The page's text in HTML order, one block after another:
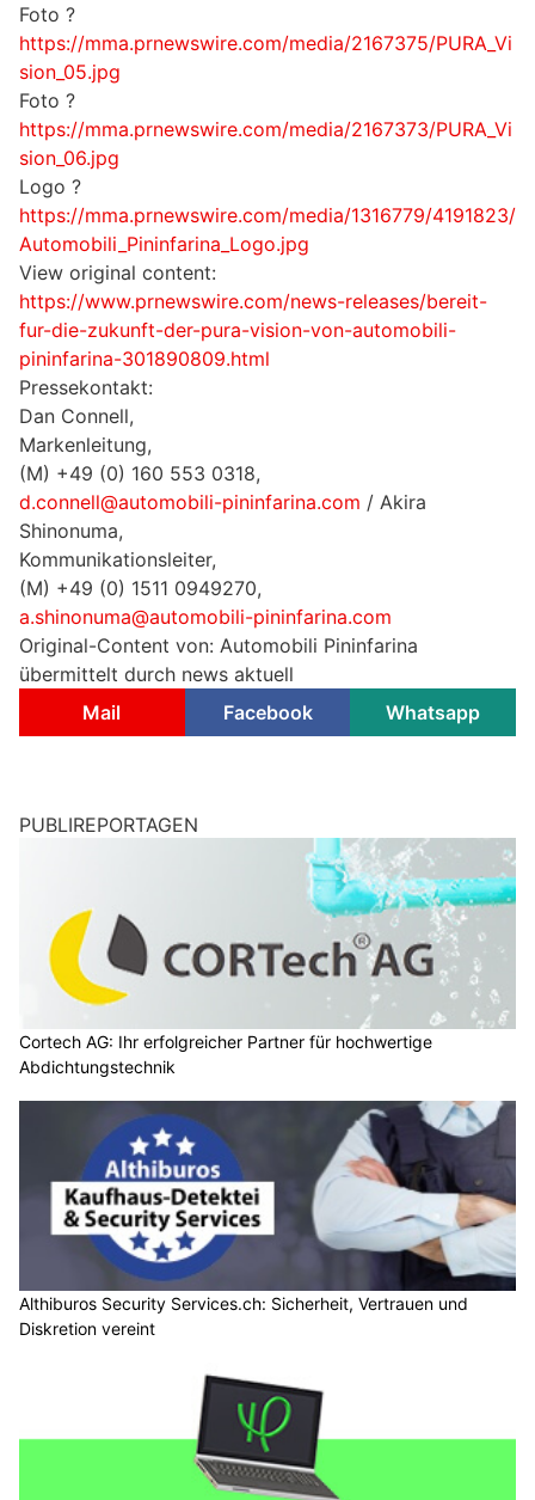
Foto ?
https://mma.prnewswire.com/media/2167375/PURA_Vi
sion_05.jpg
Foto ?
https://mma.prnewswire.com/media/2167373/PURA_Vi
sion_06.jpg
Logo ?
https://mma.prnewswire.com/media/1316779/4191823/
Automobili_Pininfarina_Logo.jpg
View original content:
https://www.prnewswire.com/news-releases/bereit-
fur-die-zukunft-der-pura-vision-von-automobili-
pininfarina-301890809.html
Pressekontakt:
Dan Connell,
Markenleitung,
(M) +49 (0) 160 553 0318,
d.connell@automobili-pininfarina.com / Akira
Shinonuma,
Kommunikationsleiter,
(M) +49 (0) 1511 0949270,
a.shinonuma@automobili-pininfarina.com
Original-Content von: Automobili Pininfarina
übermittelt durch news aktuell
Mail
Facebook Whatsapp
PUBLIREPORTAGEN
Cortech AG: Ihr erfolgreicher Partner für hochwertige
Abdichtungstechnik
Althiburos Security Services.ch: Sicherheit, Vertrauen und
Diskretion vereint